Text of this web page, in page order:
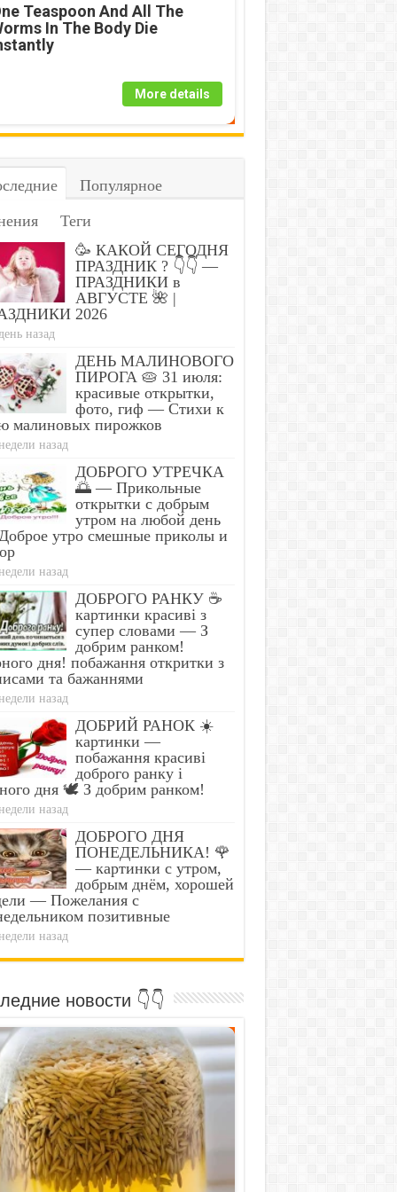
Poop For More
2 Days - It's
First Sign Of
All The Worms In
The Body Die
Trick Removes All
From Your Body!
Teaspoon And All The
In The Body Die
More details
Популярное
Теги
🥳 КАКОЙ СЕГОДНЯ
ПРАЗДНИК ? 👇👇 —
ПРАЗДНИКИ в
АВГУСТЕ 🌺 |
2026
назад
ДЕНЬ МАЛИНОВОГО
ПИРОГА 🥧 31 июля:
красивые открытки,
фото, гиф — Стихи к
малиновых пирожков
назад
ДОБРОГО УТРЕЧКА
🌅 — Прикольные
открытки с добрым
утром на любой день
утро смешные приколы и
назад
ДОБРОГО РАНКУ ☕
картинки красиві з
супер словами — З
добрим ранком!
дня! побажання откритки з
та бажаннями
назад
ДОБРИЙ РАНОК ☀️
картинки —
побажання красиві
доброго ранку і
дня 🕊️ З добрим ранком!
назад
ДОБРОГО ДНЯ
ПОНЕДЕЛЬНИКА! 🌹
— картинки с утром,
добрым днём, хорошей
— Пожелания с
позитивные
назад
новости 👇👇